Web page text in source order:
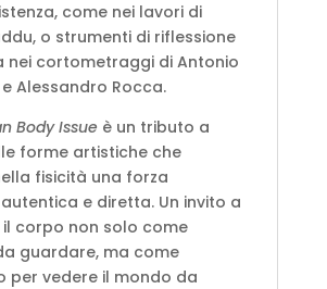
come nei lavori di
o strumenti di riflessione
nei cortometraggi di Antonio
Alessandro Rocca.
Body Issue è un tributo a
forme artistiche che
fisicità una forza
e diretta. Un invito a
corpo non solo come
guardare, ma come
per vedere il mondo da